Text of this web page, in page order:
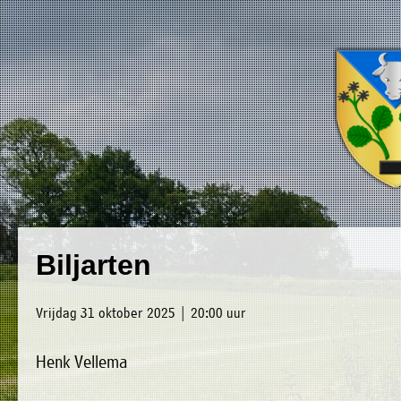
Biljarten
Vrijdag 31 oktober 2025 | 20:00 uur
Henk Vellema
»
Nieuws
Luxwoude.net
website@luxwoude.net
Plaatselijk
belang
dit
moment